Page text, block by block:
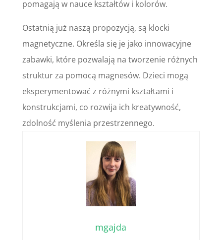
pomagają w nauce kształtów i kolorów.
Ostatnią już naszą propozycją, są klocki
magnetyczne. Określa się je jako innowacyjne
zabawki, które pozwalają na tworzenie różnych
struktur za pomocą magnesów. Dzieci mogą
eksperymentować z różnymi kształtami i
konstrukcjami, co rozwija ich kreatywność,
zdolność myślenia przestrzennego.
mgajda